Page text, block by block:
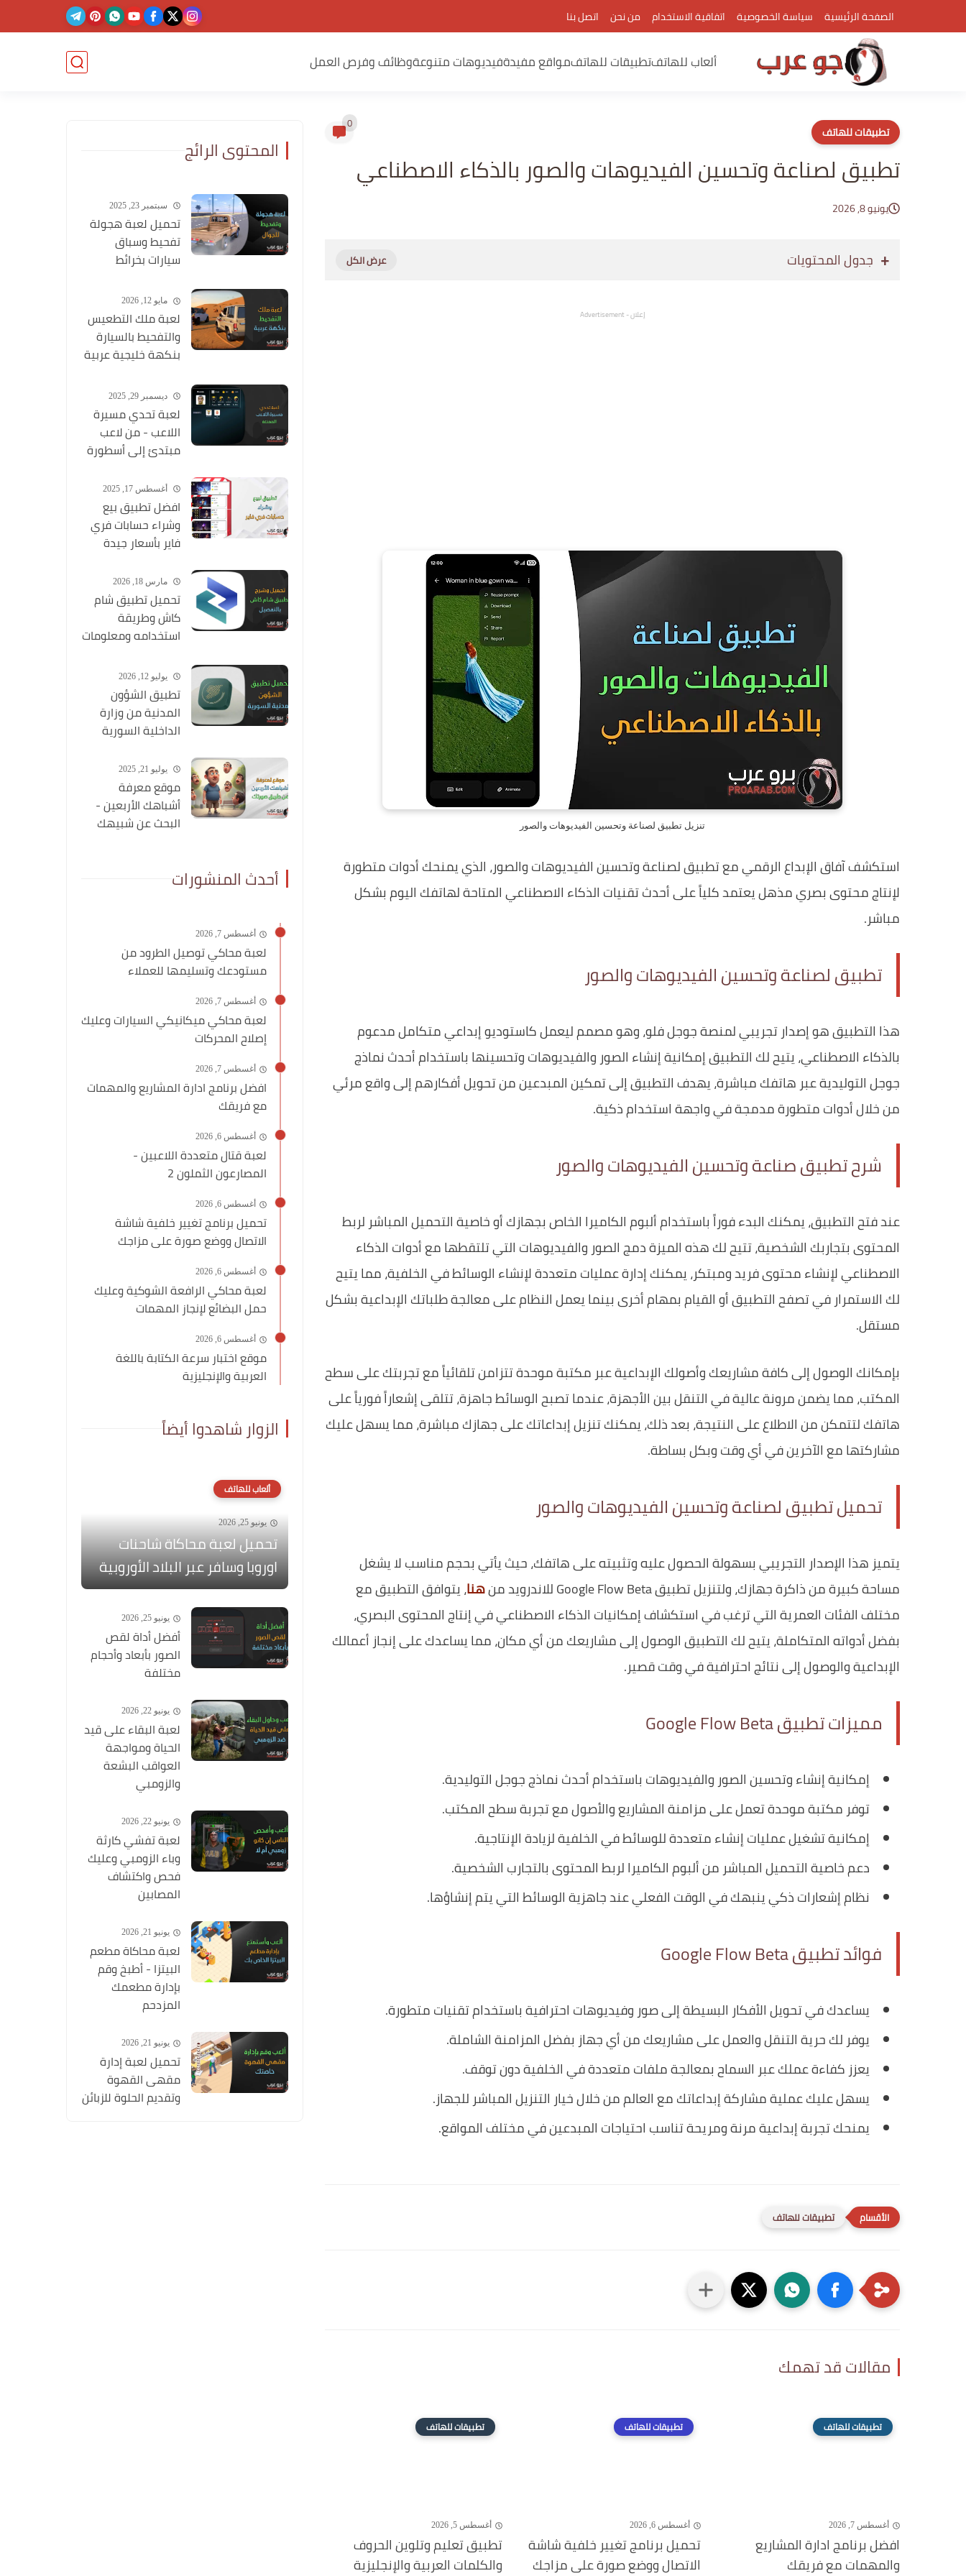
الصفحة الرئيسية سياسة الخصوصية اتفاقية الاستخدام من نحن اتصل بنا
ألعاب للهاتفتطبيقات للهاتفمواقع مفيدةفيديوهات متنوعةوظائف وفرص العمل
تطبيقات للهاتف 0
تطبيق لصناعة وتحسين الفيديوهات والصور بالذكاء الاصطناعي
يونيو 8, 2026
جدول المحتويات
إعلان - Advertisement
تنزيل تطبيق لصناعة وتحسين الفيديوهات والصور
استكشف آفاق الإبداع الرقمي مع تطبيق لصناعة وتحسين الفيديوهات والصور، الذي يمنحك أدوات متطورة
لإنتاج محتوى بصري مذهل يعتمد كلياً على أحدث تقنيات الذكاء الاصطناعي المتاحة لهاتفك اليوم بشكل
مباشر.
تطبيق لصناعة وتحسين الفيديوهات والصور
هذا التطبيق هو إصدار تجريبي لمنصة جوجل فلو، وهو مصمم ليعمل كاستوديو إبداعي متكامل مدعوم
بالذكاء الاصطناعي، يتيح لك التطبيق إمكانية إنشاء الصور والفيديوهات وتحسينها باستخدام أحدث نماذج
جوجل التوليدية عبر هاتفك مباشرة، يهدف التطبيق إلى تمكين المبدعين من تحويل أفكارهم إلى واقع مرئي
من خلال أدوات متطورة مدمجة في واجهة استخدام ذكية.
شرح تطبيق صناعة وتحسين الفيديوهات والصور
عند فتح التطبيق، يمكنك البدء فوراً باستخدام ألبوم الكاميرا الخاص بجهازك أو خاصية التحميل المباشر لربط
المحتوى بتجاربك الشخصية، تتيح لك هذه الميزة دمج الصور والفيديوهات التي تلتقطها مع أدوات الذكاء
الاصطناعي لإنشاء محتوى فريد ومبتكر، يمكنك إدارة عمليات متعددة لإنشاء الوسائط في الخلفية، مما يتيح
لك الاستمرار في تصفح التطبيق أو القيام بمهام أخرى بينما يعمل النظام على معالجة طلباتك الإبداعية بشكل
مستقل.
بإمكانك الوصول إلى كافة مشاريعك وأصولك الإبداعية عبر مكتبة موحدة تتزامن تلقائياً مع تجربتك على سطح
المكتب، مما يضمن مرونة عالية في التنقل بين الأجهزة، عندما تصبح الوسائط جاهزة، تتلقى إشعاراً فورياً على
هاتفك لتتمكن من الاطلاع على النتيجة، بعد ذلك، يمكنك تنزيل إبداعاتك على جهازك مباشرة، مما يسهل عليك
مشاركتها مع الآخرين في أي وقت وبكل بساطة.
تحميل تطبيق لصناعة وتحسين الفيديوهات والصور
يتميز هذا الإصدار التجريبي بسهولة الحصول عليه وتثبيته على هاتفك، حيث يأتي بحجم مناسب لا يشغل
مساحة كبيرة من ذاكرة جهازك، ولتنزيل تطبيق Google Flow Beta للاندرويد من
هنا، يتوافق التطبيق مع
مختلف الفئات العمرية التي ترغب في استكشاف إمكانيات الذكاء الاصطناعي في إنتاج المحتوى البصري،
بفضل أدواته المتكاملة، يتيح لك التطبيق الوصول إلى مشاريعك من أي مكان، مما يساعدك على إنجاز أعمالك
الإبداعية والوصول إلى نتائج احترافية في وقت قصير.
مميزات تطبيق Google Flow Beta
إمكانية إنشاء وتحسين الصور والفيديوهات باستخدام أحدث نماذج جوجل التوليدية.
توفر مكتبة موحدة تعمل على مزامنة المشاريع والأصول مع تجربة سطح المكتب.
إمكانية تشغيل عمليات إنشاء متعددة للوسائط في الخلفية لزيادة الإنتاجية.
دعم خاصية التحميل المباشر من ألبوم الكاميرا لربط المحتوى بالتجارب الشخصية.
نظام إشعارات ذكي ينبهك في الوقت الفعلي عند جاهزية الوسائط التي يتم إنشاؤها.
فوائد تطبيق Google Flow Beta
يساعدك في تحويل الأفكار البسيطة إلى صور وفيديوهات احترافية باستخدام تقنيات متطورة.
يوفر لك حرية التنقل والعمل على مشاريعك من أي جهاز بفضل المزامنة الشاملة.
يعزز كفاءة عملك عبر السماح بمعالجة ملفات متعددة في الخلفية دون توقف.
يسهل عليك عملية مشاركة إبداعاتك مع العالم من خلال خيار التنزيل المباشر للجهاز.
يمنحك تجربة إبداعية مرنة ومريحة تناسب احتياجات المبدعين في مختلف المواقع.
تطبيقات للهاتف
مقالات قد تهمك
تطبيقات للهاتف
أغسطس 7, 2026
افضل برنامج ادارة المشاريع
والمهمات مع فريقك
تطبيقات للهاتف
أغسطس 6, 2026
تحميل برنامج تغيير خلفية شاشة
الاتصال ووضع صورة على مزاجك
تطبيقات للهاتف
أغسطس 5, 2026
تطبيق تعليم وتلوين الحروف
والكلمات العربية والإنجليزية
المحتوى الرائج
سبتمبر 23, 2025
تحميل لعبة هجولة
تفحيط وسباق
سيارات بخرائط
مايو 12, 2026
لعبة ملك التطعيس
والتفحيط بالسيارة
بنكهة خليجية عربية
ديسمبر 29, 2025
لعبة تحدي مسيرة
اللاعب - من لاعب
مبتدئ إلى أسطورة
أغسطس 17, 2025
افضل تطبيق بيع
وشراء حسابات فري
فاير بأسعار جيدة
مارس 18, 2026
تحميل تطبيق شام
كاش وطريقة
استخدامه ومعلومات
يوليو 12, 2026
تطبيق الشؤون
المدنية من وزارة
الداخلية السورية
يوليو 21, 2025
موقع معرفة
أشباهك الأربعين -
البحث عن شبيهك
أحدث المنشورات
أغسطس 7, 2026
لعبة محاكي توصيل الطرود من
مستودعك وتسليمها للعملاء
أغسطس 7, 2026
لعبة محاكي ميكانيكي السيارات وعليك
إصلاح المحركات
أغسطس 7, 2026
افضل برنامج ادارة المشاريع والمهمات
مع فريقك
أغسطس 6, 2026
لعبة قتال متعددة اللاعبين -
المصارعون الثملون 2
أغسطس 6, 2026
تحميل برنامج تغيير خلفية شاشة
الاتصال ووضع صورة على مزاجك
أغسطس 6, 2026
لعبة محاكي الرافعة الشوكية وعليك
حمل البضائع لإنجاز المهمات
أغسطس 6, 2026
موقع اختبار سرعة الكتابة باللغة
العربية والإنجليزية
الزوار شاهدوا أيضاً
ألعاب للهاتف
يونيو 25, 2026
تحميل لعبة محاكاة شاحنات
اوروبا وسافر عبر البلاد الأوروبية
يونيو 25, 2026
أفضل أداة لقص
الصور بأبعاد وأحجام
مختلفة
يونيو 22, 2026
لعبة البقاء على قيد
الحياة ومواجهة
العواقب البشعة
والزومبي
يونيو 22, 2026
لعبة تفشي كارثة
وباء الزومبي وعليك
فحص واكتشاف
المصابين
يونيو 21, 2026
لعبة محاكاة مطعم
البيتزا - أطبخ وقم
بإدارة مطعمك
المزدحم
يونيو 21, 2026
تحميل لعبة إدارة
مقهى القهوة
وتقديم الحلوة للزبائن